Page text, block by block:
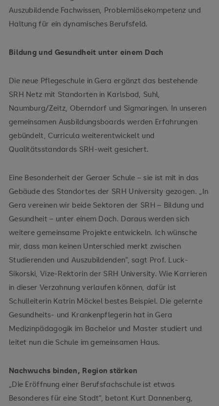
Auszubildende Fachwissen, Problemlösekompetenz und
Haltung für ein dynamisches Berufsfeld.
Bildung und Gesundheit unter einem Dach
Die neue Pflegeschule in Gera ergänzt das bestehende
SRH Netz mit Standorten in Karlsbad, Suhl,
Naumburg/Zeitz, Oberndorf und Sigmaringen. In unseren
gemeinsamen Ausbildungsboards werden Erfahrungen
gebündelt, Curricula weiterentwickelt und
Qualitätsstandards SRH-weit gesichert.
Eine Besonderheit der Geraer Schule – sie ist mit in das
Gebäude des Standortes der SRH University gezogen. „In
Gera vereinen wir beide Sektoren der SRH – Bildung und
Gesundheit – unter einem Dach. Daraus werden sich
weitere gemeinsame Projekte entwickeln. Ich wünsche
mir, dass man keinen Unterschied merkt zwischen
Studierenden und Auszubildenden“, sagt Prof. Luck-
Sikorski, Vize-Rektorin der SRH University. Wie Karrieren
in dieser Verzahnung verlaufen können, dafür ist
Schulleiterin Katrin Möckel bestes Beispiel. Die gelernte
Gesundheits- und Krankenpflegerin hat in Gera
Medizinpädagogik im Bachelor und Master studiert und
leitet nun die Schule im gemeinsamen Haus.
Nachwuchs binden, Region stärken
„Die Eröffnung einer Berufsfachschule ist etwas
Besonderes für eine Stadt“, betont Kurt Dannenberg,